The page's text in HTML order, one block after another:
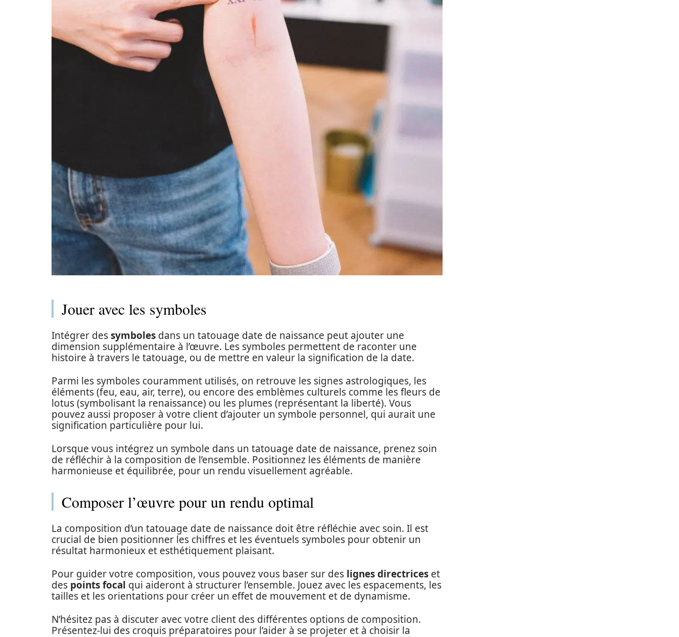
Jouer avec les symboles
Intégrer dessymboles dans un tatouage date de naissance peut ajouter une
dimension supplémentaire à l’œuvre. Les symboles permettent de raconter une
histoire à travers le tatouage, ou de mettre en valeur la signification de la date.
Parmi les symboles couramment utilisés, on retrouve les signes astrologiques, les
éléments (feu, eau, air, terre), ou encore des emblèmes culturels comme les fleurs de
lotus (symbolisant la renaissance) ou les plumes (représentant la liberté). Vous
pouvez aussi proposer à votre client d’ajouter un symbole personnel, qui aurait une
signification particulière pour lui.
Lorsque vous intégrez un symbole dans un tatouage date de naissance, prenez soin
de réfléchir à la composition de l’ensemble. Positionnez les éléments de manière
harmonieuse et équilibrée, pour un rendu visuellement agréable.
Composer l’œuvre pour un rendu optimal
La composition d’un tatouage date de naissance doit être réfléchie avec soin. Il est
crucial de bien positionner les chiffres et les éventuels symboles pour obtenir un
résultat harmonieux et esthétiquement plaisant.
Pour guider votre composition, vous pouvez vous baser sur des lignes directrices et
des points focal qui aideront à structurer l’ensemble. Jouez avec les espacements, les
tailles et les orientations pour créer un effet de mouvement et de dynamisme.
N’hésitez pas à discuter avec votre client des différentes options de composition.
Présentez-lui des croquis préparatoires pour l’aider à se projeter et à choisir la